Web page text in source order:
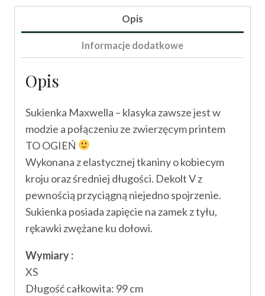
Opis
Informacje dodatkowe
Opis
Sukienka Maxwella – klasyka zawsze jest w
modzie a połączeniu ze zwierzęcym printem
TO OGIEŃ
Wykonana z elastycznej tkaniny o kobiecym
kroju oraz średniej długości. Dekolt V z
pewnością przyciągną niejedno spojrzenie.
Sukienka posiada zapięcie na zamek z tyłu,
rękawki zwężane ku dołowi.
Wymiary :
XS
Długość całkowita: 99 cm